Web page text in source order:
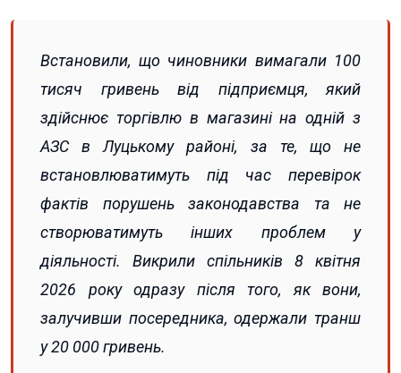
Встановили, що чиновники вимагали 100
тисяч гривень від підприємця, який
здійснює торгівлю в магазині на одній з
АЗС в Луцькому районі, за те, що не
встановлюватимуть під час перевірок
фактів порушень законодавства та не
створюватимуть інших проблем у
діяльності. Викрили спільників 8 квітня
2026 року одразу після того, як вони,
залучивши посередника, одержали транш
у 20 000 гривень.